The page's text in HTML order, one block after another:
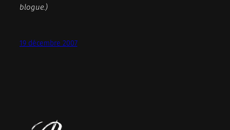
blogue.)
19 décembre 2007